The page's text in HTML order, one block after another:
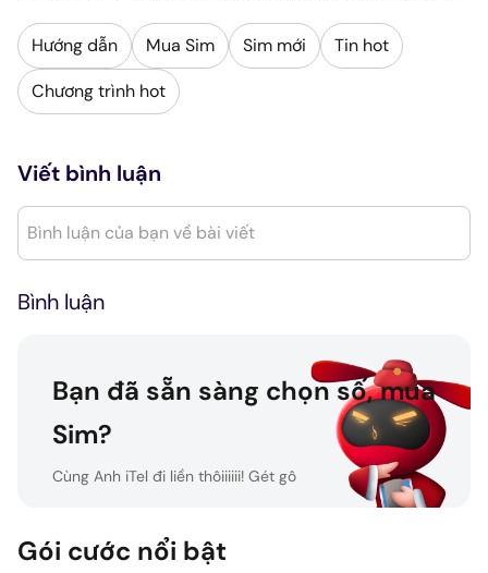
Hướng dẫn Mua Sim Sim mới
Tin hot
Chương trình hot
Viết bình luận
Bình luận của bạn về bài viết
Bình luận
Bạn đã sẵn sàng chọn số, mua
Sim?
Cùng Anh iTel đi liền thôiiiiii! Gét gô
Gét gô!
Gói cước nổi bật